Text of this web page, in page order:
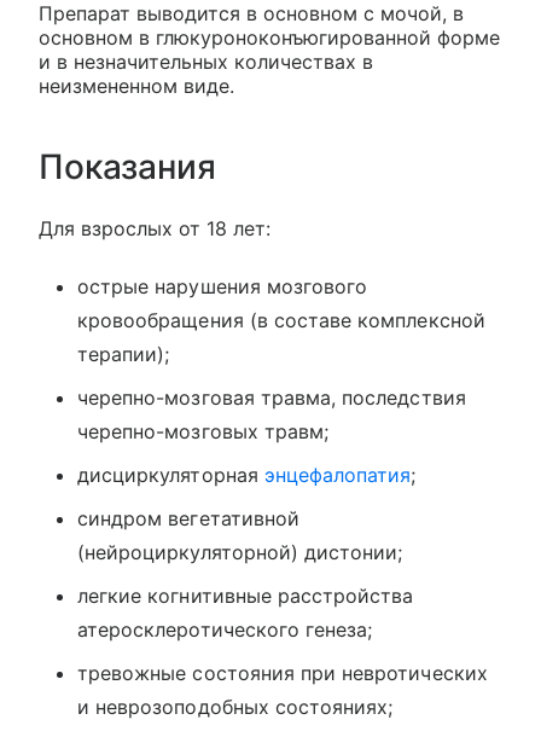
Препарат выводится в основном с мочой, в
основном в глюкуроноконъюгированной форме
и в незначительных количествах в
неизмененном виде.
Показания
Для взрослых от 18 лет:
острые нарушения мозгового
кровообращения (в составе комплексной
терапии);
черепно-мозговая травма, последствия
черепно-мозговых травм;
дисциркуляторная энцефалопатия;
синдром вегетативной
(нейроциркуляторной) дистонии;
легкие когнитивные расстройства
атеросклеротического генеза;
тревожные состояния при невротических
и неврозоподобных состояниях;